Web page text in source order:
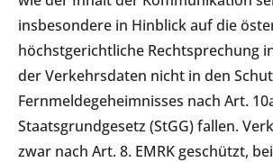
insbesondere in Hinblick auf die
höchstgerichtliche Rechtsprechung
der Verkehrsdaten nicht in den
Fernmeldegeheimnisses nach Art.
Staatsgrundgesetz (StGG) fallen.
zwar nach Art. 8. EMRK geschützt,